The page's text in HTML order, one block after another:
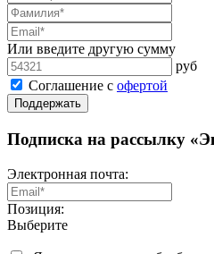
Или введите другую сумму
руб
Соглашение с офертой
Поддержать
Подписка на рассылку
Электронная почта:
Позиция:
Выберите